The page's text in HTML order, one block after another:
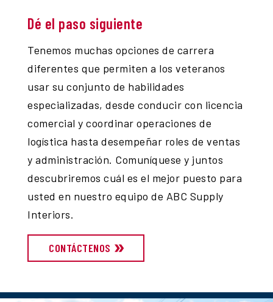
Dé el paso siguiente
Tenemos muchas opciones de carrera
diferentes que permiten a los veteranos
usar su conjunto de habilidades
especializadas, desde conducir con licencia
comercial y coordinar operaciones de
logística hasta desempeñar roles de ventas
y administración. Comuníquese y juntos
descubriremos cuál es el mejor puesto para
usted en nuestro equipo de ABC Supply
Interiors.
CONTÁCTENOS